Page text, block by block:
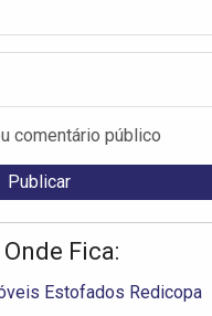
comentário público
Fica:
Estofados Redicopa